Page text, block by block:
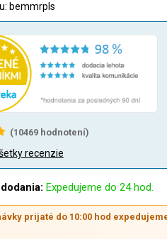
bemmrpls
(10469hodnotení)
recenzie
Expedujeme do 24 hod.
prijaté do 10:00 hod